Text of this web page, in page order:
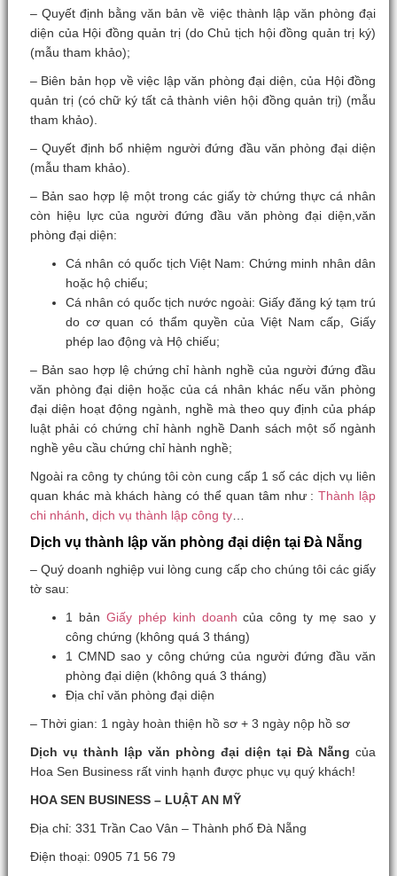
– Quyết định bằng văn bản về việc thành lập văn phòng đại
diện của Hội đồng quản trị (do Chủ tịch hội đồng quản trị ký)
(mẫu tham khảo);
– Biên bản họp về việc lập văn phòng đại diện, của Hội đồng
quản trị (có chữ ký tất cả thành viên hội đồng quản trị) (mẫu
tham khảo).
– Quyết định bổ nhiệm người đứng đầu văn phòng đại diện
(mẫu tham khảo).
– Bản sao hợp lệ một trong các giấy tờ chứng thực cá nhân
còn hiệu lực của người đứng đầu văn phòng đại diện,văn
phòng đại diện:
Cá nhân có quốc tịch Việt Nam: Chứng minh nhân dân
hoặc hộ chiếu;
Cá nhân có quốc tịch nước ngoài: Giấy đăng ký tạm trú
do cơ quan có thẩm quyền của Việt Nam cấp, Giấy
phép lao động và Hộ chiếu;
– Bản sao hợp lệ chứng chỉ hành nghề của người đứng đầu
văn phòng đại diện hoặc của cá nhân khác nếu văn phòng
đại diện hoạt động ngành, nghề mà theo quy định của pháp
luật phải có chứng chỉ hành nghề Danh sách một số ngành
nghề yêu cầu chứng chỉ hành nghề;
Ngoài ra công ty chúng tôi còn cung cấp 1 số các dịch vụ liên
quan khác mà khách hàng có thể quan tâm như :Thành lập
chi nhánh dịch vụ thành lập công ty…
Dịch vụ thành lập văn phòng đại diện tại Đà Nẵng
– Quý doanh nghiệp vui lòng cung cấp cho chúng tôi các giấy
tờ sau:
1 bản Giấy phép kinh doanh của công ty mẹ sao y
công chứng (không quá 3 tháng)
1 CMND sao y công chứng của người đứng đầu văn
phòng đại diện (không quá 3 tháng)
Địa chỉ văn phòng đại diện
– Thời gian: 1 ngày hoàn thiện hồ sơ + 3 ngày nộp hồ sơ
Dịch vụ thành lập văn phòng đại diện tại Đà Nẵng của
Hoa Sen Business rất vinh hạnh được phục vụ quý khách!
HOA SEN BUSINESS – LUẬT AN MỸ
Địa chỉ: 331 Trần Cao Vân – Thành phố Đà Nẵng
Điện thoại: 0905 71 56 79